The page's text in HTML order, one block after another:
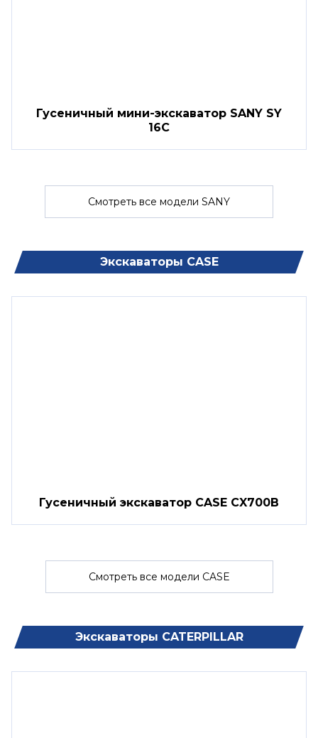
Гусеничный мини-экскаватор SANY SY
16C
Смотреть все модели SANY
Экскаваторы CASE
Гусеничный экскаватор CASE CX700B
Смотреть все модели CASE
Экскаваторы CATERPILLAR